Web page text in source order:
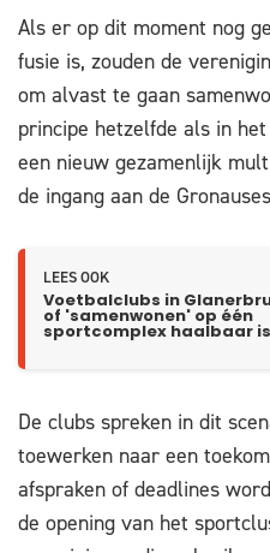
Als er op dit moment nog
fusie is, zouden de
om alvast te gaan
principe hetzelfde als in
een nieuw gezamenlijk
de ingang aan de
LEES OOK
Voetbalclubs in
of 'samenwonen' op één
sportcomplex haalbaar is
De clubs spreken in dit
toewerken naar een
afspraken of deadlines
de opening van het